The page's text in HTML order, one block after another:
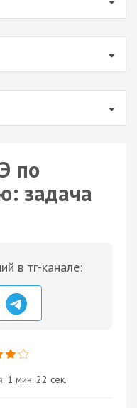
по
задача
в тг-канале:
1 мин. 22 сек.